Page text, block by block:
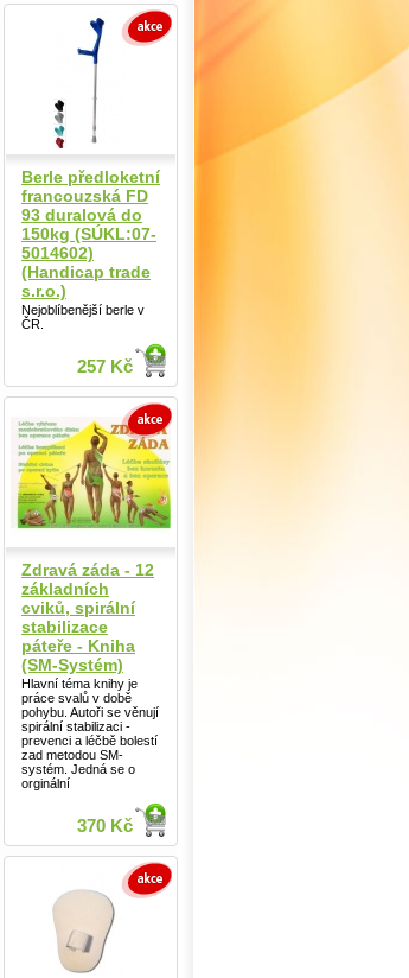
Berle předloketní
francouzská FD
93 duralová do
150kg (SÚKL:07-
5014602)
(Handicap trade
s.r.o.)
Nejoblíbenější berle v
ČR.
257 Kč
Zdravá záda - 12
základních
cviků, spirální
stabilizace
páteře - Kniha
(SM-Systém)
Hlavní téma knihy je
práce svalů v době
pohybu. Autoři se věnují
spirální stabilizaci -
prevenci a léčbě bolestí
zad metodou SM-
systém. Jedná se o
orginální
370 Kč